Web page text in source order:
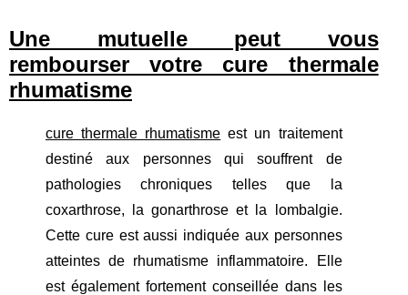
Une mutuelle peut vous
rembourser votre cure thermale
rhumatisme
cure thermale rhumatisme est un traitement
destiné aux personnes qui souffrent de
pathologies chroniques telles que la
coxarthrose, la gonarthrose et la lombalgie.
Cette cure est aussi indiquée aux personnes
atteintes de rhumatisme inflammatoire. Elle
est également fortement conseillée dans les